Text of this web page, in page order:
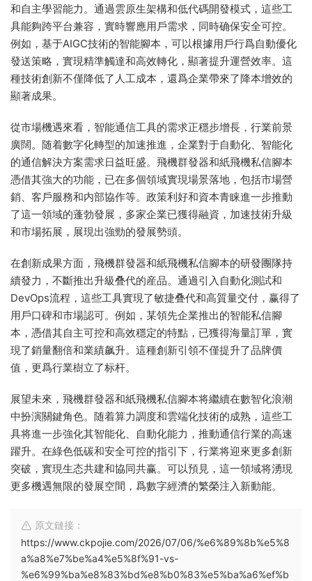
和自主學習能力。通過雲原生架構和低代碼開發模式，這些工
具能夠跨平台兼容，實時響應用戶需求，同時确保安全可控。
例如，基于AIGC技術的智能腳本，可以根據用戶行爲自動優化
發送策略，實現精準觸達和高效轉化，顯著提升運營效率。這
種技術創新不僅降低了人工成本，還爲企業帶來了降本增效的
顯著成果。
從市場機遇來看，智能通信工具的需求正穩步增長，行業前景
廣闊。随着數字化轉型的加速推進，企業對于自動化、智能化
的通信解決方案需求日益旺盛。飛機群發器和紙飛機私信腳本
憑借其強大的功能，已在多個領域實現場景落地，包括市場營
銷、客戶服務和内部協作等。政策利好和資本青睐進一步推動
了這一領域的蓬勃發展，多家企業已獲得融資，加速技術升級
和市場拓展，展現出強勁的發展勢頭。
在創新成果方面，飛機群發器和紙飛機私信腳本的研發團隊持
續發力，不斷推出升級叠代的産品。通過引入自動化測試和
DevOps流程，這些工具實現了敏捷叠代和高質量交付，赢得了
用戶口碑和市場認可。例如，某領先企業推出的智能私信腳
本，憑借其自主可控和高效穩定的特點，已獲得海量訂單，實
現了銷量翻倍和業績飙升。這種創新引領不僅提升了品牌價
值，更爲行業樹立了标杆。
展望未來，飛機群發器和紙飛機私信腳本将繼續在數智化浪潮
中扮演關鍵角色。随着算力調度和雲端化技術的成熟，這些工
具将進一步強化其智能化、自動化能力，推動通信行業的高速
躍升。在綠色低碳和安全可控的指引下，行業将迎來更多創新
突破，實現生态共建和協同共赢。可以預見，這一領域将湧現
更多機遇無限的發展空間，爲數字經濟的繁榮注入新動能。
原文鏈接：
https://www.ckpojie.com/2026/07/06/%e6%89%8b%e5%8
a%a8%e7%be%a4%e5%8f%91-vs-
%e6%99%ba%e8%83%bd%e8%b0%83%e5%ba%a6%ef%b